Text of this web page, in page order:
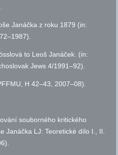
Janáčka z roku 1879 (in:
to Leoš Janáček. (in:
Jews 4/1991–92).
H 42–43, 2007–08).
souborného kritického
Janáčka LJ: Teoretické dílo I., II.